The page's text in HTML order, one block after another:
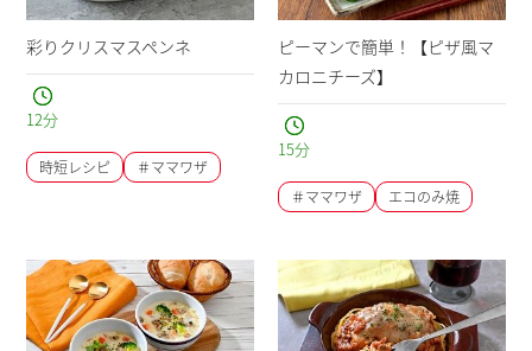
彩りクリスマスペンネ
12分
時短レシピ ＃ママワザ
ピーマンで簡単！【ピザ風マ
カロニチーズ】
15分
＃ママワザ エコのみ焼